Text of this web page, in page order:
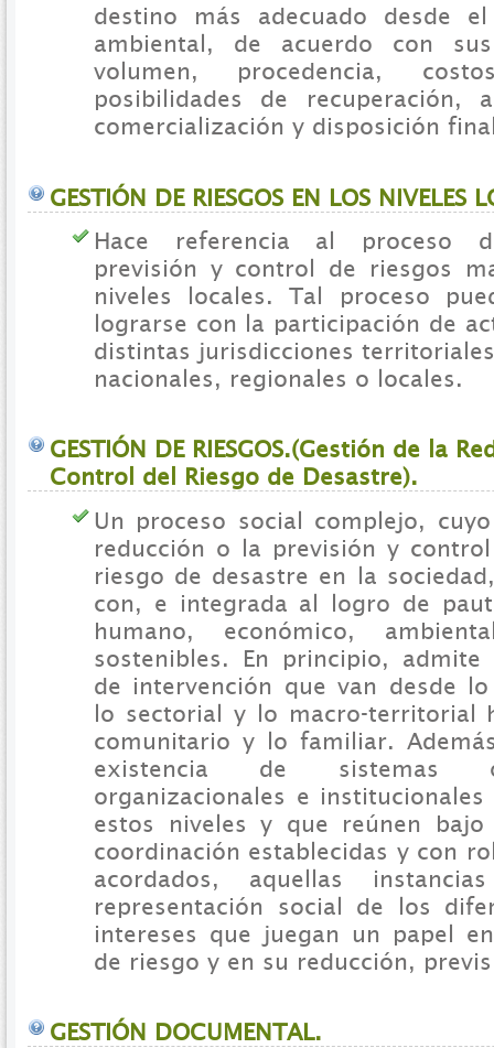
destino más adecuado desde
ambiental, de acuerdo con
volumen, procedencia,
posibilidades de recuperación,
comercialización y disposición
GESTIÓN DE RIESGOS EN LOS NIVELES
Hace referencia al proceso
previsión y control de riesgos
niveles locales. Tal proceso
lograrse con la participación de
distintas jurisdicciones
nacionales, regionales o locales.
GESTIÓN DE RIESGOS.(Gestión de la
Control del Riesgo de Desastre).
Un proceso social complejo,
reducción o la previsión y
riesgo de desastre en la
con, e integrada al logro de
humano, económico,
sostenibles. En principio, admite
de intervención que van desde
lo sectorial y lo macro-territorial
comunitario y lo familiar.
existencia de sistemas
organizacionales e
estos niveles y que reúnen bajo
coordinación establecidas y con
acordados, aquellas
representación social de los
intereses que juegan un papel
de riesgo y en su reducción,
GESTIÓN DOCUMENTAL.